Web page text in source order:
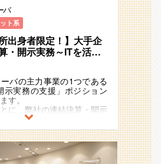
ただくことが可能です。
作成した財務諸表を活用
ロープレ、使用する会計シ
でのキャッチアップ、
から入っていただきます。
度は高いですが業務標準化
るような体制づくりを重視
ている会計士が成果物を横
し、お客様にお返ししてお
率
継続している当社。成果は
いくという考えも大事にし
の高さも特徴です。
数だけチームが存在するた
ジションを豊富にご用意で
経験のメリット（経験者向
等、最短距離でのスキルア
業様とお取引があり、その
ェクトが存在しておりますの
トの機会が豊富で携われる
す。
いて昇進やキャリアアップ
いうことがなく、マネジメ
/開示の一連の業務を経験
ます。
（一例）
成
証券報告書、決算短信)の
（Excel等を活用）
（一例）
中心とした単体決算業務
算
（Excel等を活用）
ルを伸ばしていただけま
当業務を固定することは致
バ
ト系
出身者限定！】大手企
・開示実務～ITを活用
ある働き方
バの主力事業の1つである
示実務の支援」ポジション
す。
に、弊社の連結決算・開示
援のサービス及び品質にご
お客様が増加しており、毎
で成長しております。引き
の相談が増加している背景
望にお応えすべく増員を図